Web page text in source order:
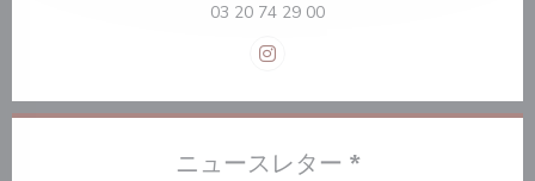
03 20 74 29 00
Instagram ((新しいウィンドウ
ニュースレター *